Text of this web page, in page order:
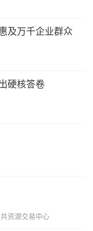
及万千企业群众
硬核答卷
资源交易中心